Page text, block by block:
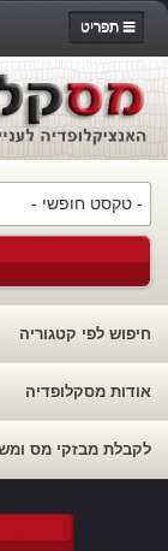
תפריט
חיפוש לפי קטגוריה
אודות מסקלופדיה
לקבלת מבזקי מס